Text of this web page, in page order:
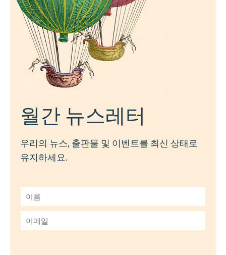
월간 뉴스레터
우리의 뉴스, 출판물 및 이벤트를 최신 상태로
유지하세요.
름
*
메